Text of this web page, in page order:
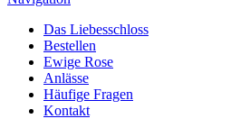
Das Liebesschloss
Bestellen
Ewige Rose
Anlässe
Häufige Fragen
Kontakt